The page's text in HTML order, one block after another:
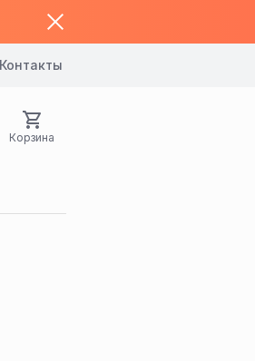
Контакты
Корзина